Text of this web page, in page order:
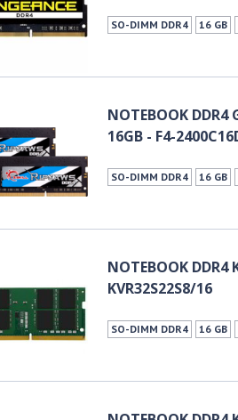
SO-DIMM DDR4 16 GB
NOTEBOOK DDR4
16GB - F4-
SO-DIMM DDR4 16 GB
NOTEBOOK DDR4
KVR32S22S8/16
SO-DIMM DDR4 16 GB